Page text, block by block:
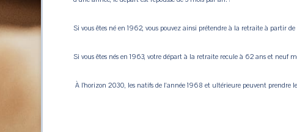
Si vous êtes né en 1962, vous pouvez ainsi prétendre à la retraite à partir
Si vous êtes nés en 1963, votre départ à la retraite recule à 62 ans et neuf
À l’horizon 2030, les natifs de l'année 1968 et ultérieure peuvent prendre